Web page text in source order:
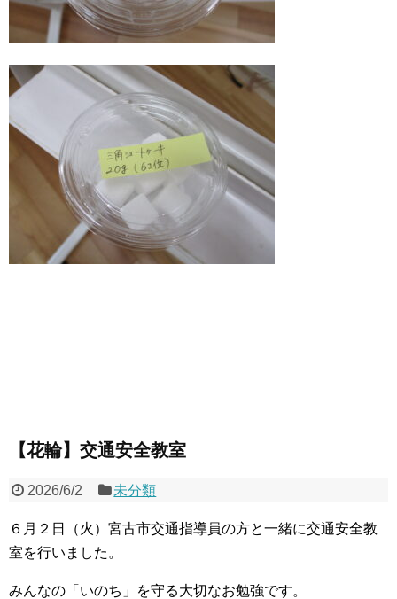
【花輪】交通安全教室
2026/6/2 未分類
６月２日（火）宮古市交通指導員の方と一緒に交通安全教
室を行いました。
みんなの「いのち」を守る大切なお勉強です。